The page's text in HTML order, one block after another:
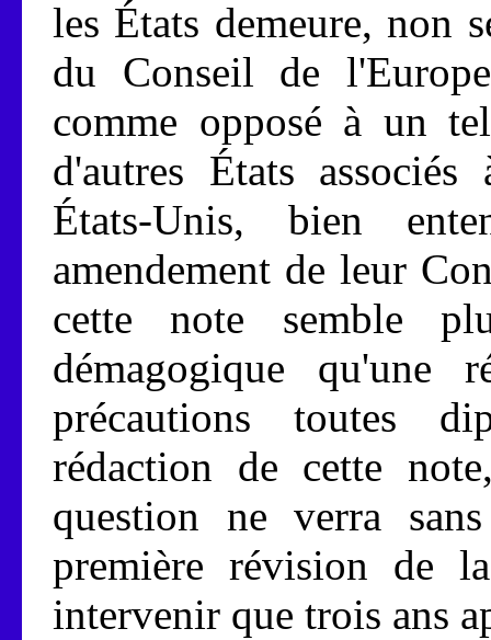
les États demeure, non
du Conseil de
comme opposé à un
d'autres États
États-Unis, bien
amendement de leur
cette note semble
démagogique
précautions toutes
rédaction de cette
question ne verra
première révision de
intervenir que trois ans